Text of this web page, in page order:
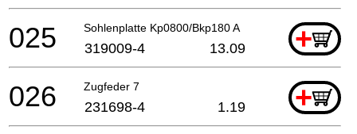
Sohlenplatte Kp0800/Bkp180 A +
025 319009-4 13.09
Zugfeder 7 +
026 231698-4 1.19